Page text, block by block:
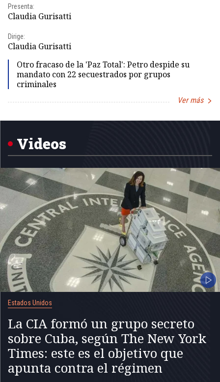
Presenta:
Claudia Gurisatti
Dirige:
Claudia Gurisatti
Otro fracaso de la 'Paz Total': Petro despide su
mandato con 22 secuestrados por grupos
criminales
Ver más
1
Videos
Estados Unidos
La CIA formó un grupo secreto
sobre Cuba, según The New York
Times: este es el objetivo que
apunta contra el régimen